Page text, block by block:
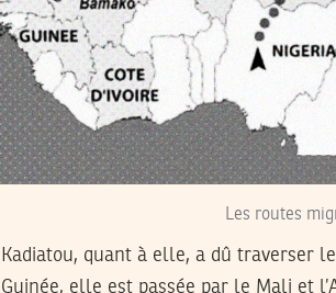
Les routes
Kadiatou, quant à elle, a dû traverser
Guinée, elle est passée par le Mali et